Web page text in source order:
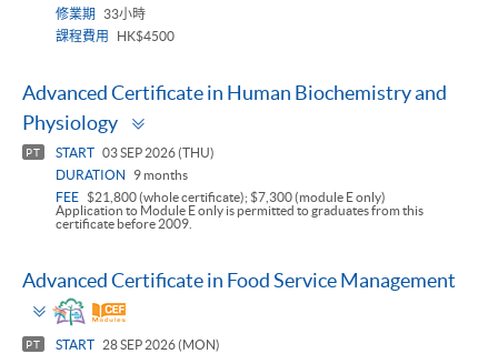
修業期
33小時
課程費用
HK$4500
Advanced Certificate in Human Biochemistry and
Physiology
PT START 03 SEP 2026 (THU)
DURATION
9 months
FEE $21,800 (whole certificate); $7,300 (module E only)
Application to Module E only is permitted to graduates from this
certificate before 2009.
Advanced Certificate in Food Service Management
Toggle
panel
PT START
28 SEP 2026 (MON)